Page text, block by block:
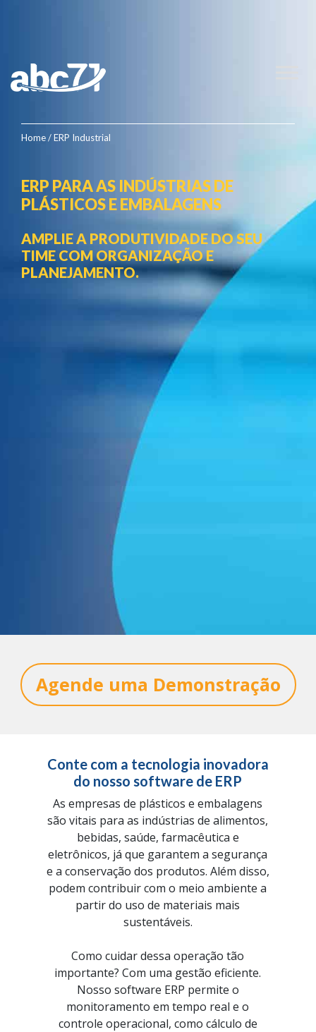
Home/ ERP Industrial
ERP PARA AS INDÚSTRIAS DE
PLÁSTICOS E EMBALAGENS
AMPLIE A PRODUTIVIDADE DO SEU
TIME COM ORGANIZAÇÃO E
PLANEJAMENTO.
Agende uma Demonstração
Conte com a tecnologia inovadora
do nosso software de ERP
As empresas de plásticos e embalagens
são vitais para as indústrias de alimentos,
bebidas, saúde, farmacêutica e
eletrônicos, já que garantem a segurança
e a conservação dos produtos. Além disso,
podem contribuir com o meio ambiente a
partir do uso de materiais mais
sustentáveis.
Como cuidar dessa operação tão
importante? Com uma gestão eficiente.
Nosso software ERP permite o
monitoramento em tempo real e o
controle operacional, como cálculo de